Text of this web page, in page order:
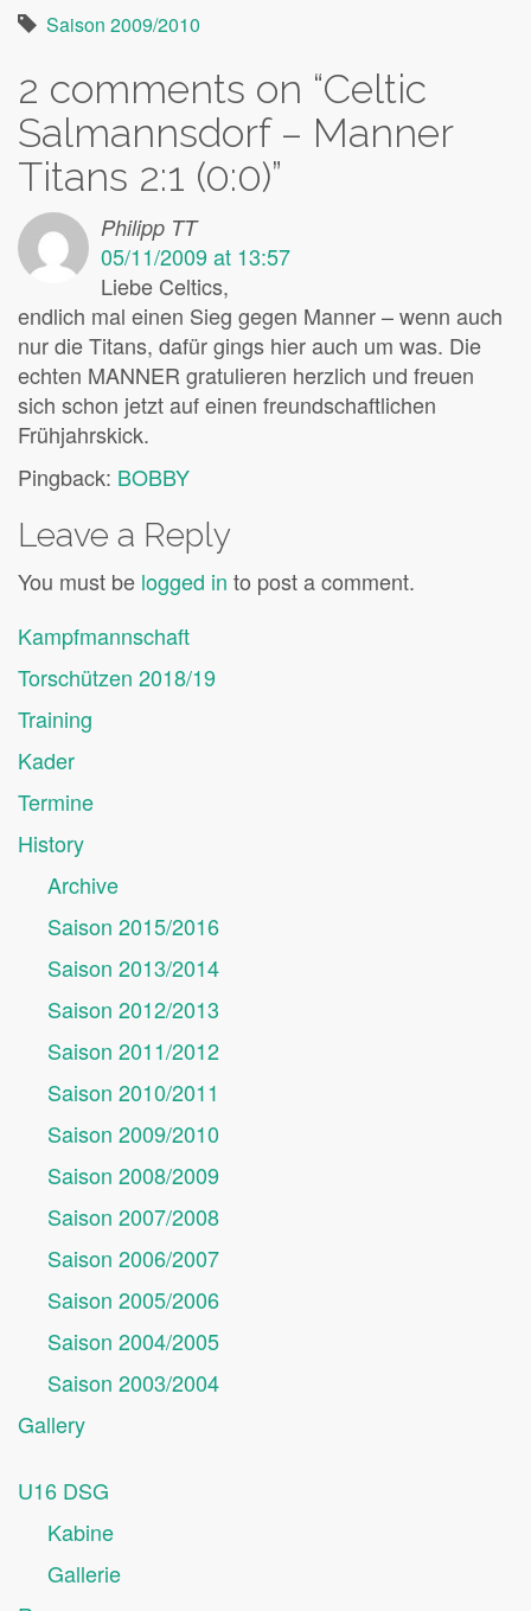
Saison 2009/2010
2 comments on “Celtic
Salmannsdorf – Manner
Titans 2:1 (0:0)”
Philipp TT
05/11/2009 at 13:57
Liebe Celtics,
endlich mal einen Sieg gegen Manner – wenn auch
nur die Titans, dafür gings hier auch um was. Die
echten MANNER gratulieren herzlich und freuen
sich schon jetzt auf einen freundschaftlichen
Frühjahrskick.
Pingback: BOBBY
Leave a Reply
You must be logged in to post a comment.
Kampfmannschaft
Torschützen 2018/19
Training
Kader
Termine
History
Archive
Saison 2015/2016
Saison 2013/2014
Saison 2012/2013
Saison 2011/2012
Saison 2010/2011
Saison 2009/2010
Saison 2008/2009
Saison 2007/2008
Saison 2006/2007
Saison 2005/2006
Saison 2004/2005
Saison 2003/2004
Gallery
U16 DSG
Kabine
Gallerie